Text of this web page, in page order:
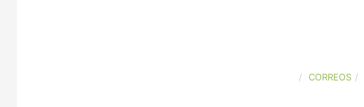
CORREOS